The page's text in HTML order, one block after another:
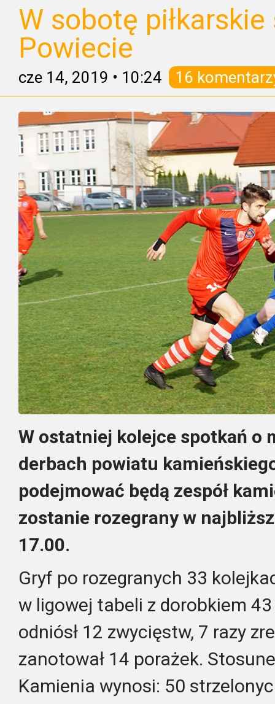
W sobotę
Powiecie
cze 14, 2019 • 10:24 16
W ostatniej kolejce spotkań o
derbach powiatu
podejmować będą zespół
zostanie rozegrany w
17.00.
Gryf po rozegranych 33
w ligowej tabeli z dorobkiem
odniósł 12 zwycięstw, 7 razy
zanotował 14 porażek.
Kamienia wynosi: 50